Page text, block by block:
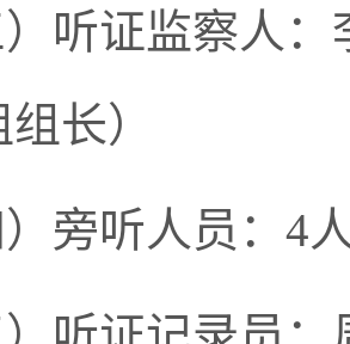
）听证监察人
长）
）旁听人员：4